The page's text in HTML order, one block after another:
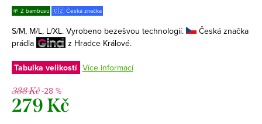
🌱 Z bambusu 🇨🇿 Česká značka
S/M, M/L, L/XL. Vyrobeno bezešvou technologií.
Česká značka
prádla
z Hradce Králové.
Tabulka velikostí Více informací
388 Kč-28 %
279 Kč